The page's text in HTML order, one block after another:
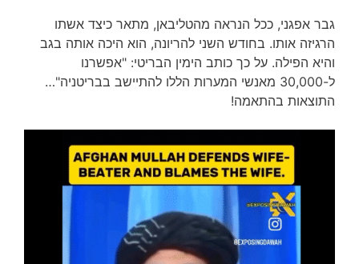
גבר אפגני, ככל הנראה מהטליבאן, מתאר כיצד אשתו
הרגיזה אותו. בחודש השני להריונה, הוא היכה אותה בגב
והיא הפילה. על כך כותב הימין הבריטי: "אפשרנו
ל-30,000 מאנשי המערות הללו להתיישב בבריטניה"…
התוצאות בהתאמה!